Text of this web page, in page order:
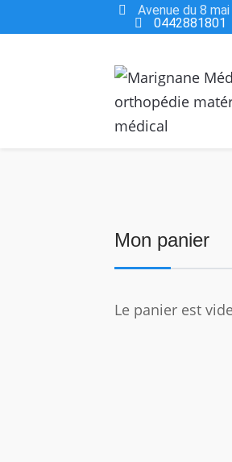
Avenue du 8
0442881801
Mon panier
Le panier est vide